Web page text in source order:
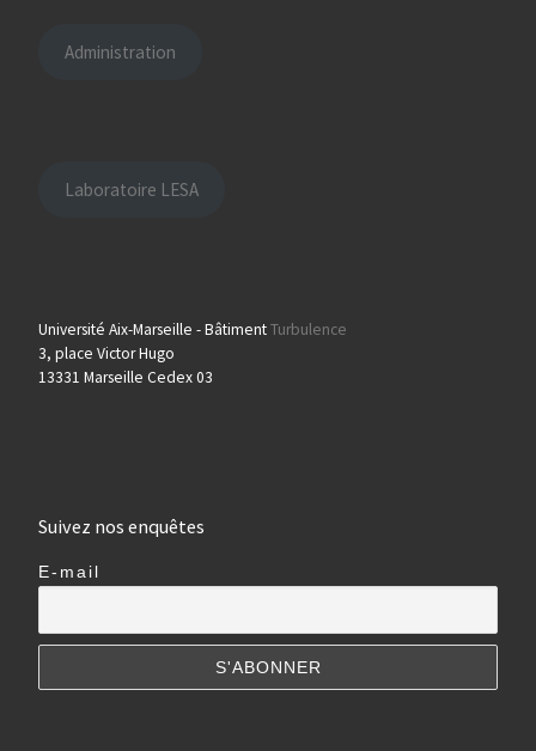
Administration
Laboratoire LESA
Université Aix-Marseille - BâtimentTurbulence
3, place Victor Hugo
13331 Marseille Cedex 03
Suivez nos enquêtes
E-mail